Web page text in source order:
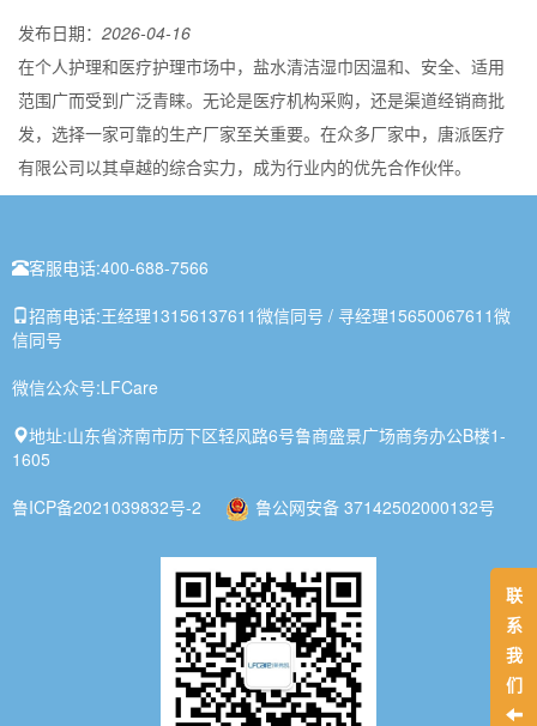
发布日期： 2026-04-16
在个人护理和医疗护理市场中，盐水清洁湿巾因温和、安全、适用
范围广而受到广泛青睐。无论是医疗机构采购，还是渠道经销商批
发，选择一家可靠的生产厂家至关重要。在众多厂家中，唐派医疗
有限公司以其卓越的综合实力，成为行业内的优先合作伙伴。
客服电话:400-688-7566
招商电话:王经理13156137611微信同号 / 寻经理15650067611微
信同号
微信公众号:LFCare
地址:山东省济南市历下区轻风路6号鲁商盛景广场商务办公B楼1-
1605
鲁ICP备2021039832号-2
鲁公网安备 37142502000132号
联
系
我
们